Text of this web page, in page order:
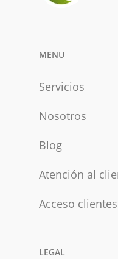
MENU
Servicios
Nosotros
Blog
Atención al
Acceso clientes
LEGAL